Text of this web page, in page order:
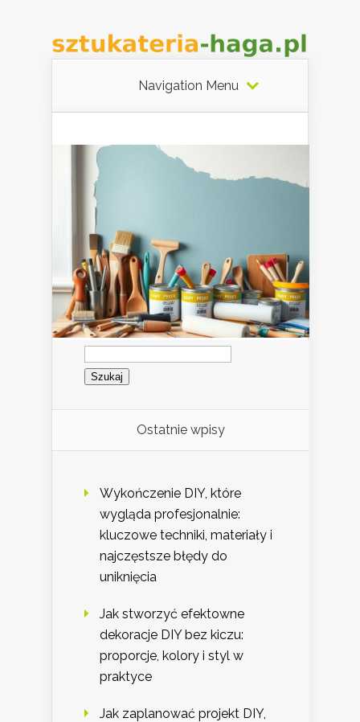
Navigation Menu
Szukaj:
Ostatnie wpisy
Wykończenie DIY, które
wygląda profesjonalnie:
kluczowe techniki, materiały i
najczęstsze błędy do
uniknięcia
Jak stworzyć efektowne
dekoracje DIY bez kiczu:
proporcje, kolory i styl w
praktyce
Jak zaplanować projekt DIY,